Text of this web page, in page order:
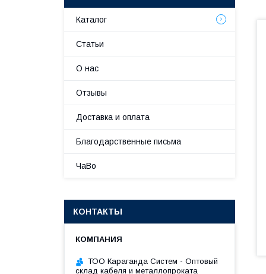
Каталог
Статьи
О нас
Отзывы
Доставка и оплата
Благодарственные письма
ЧаВо
КОНТАКТЫ
ТОО Караганда Систем - Оптовый
склад кабеля и металлопроката